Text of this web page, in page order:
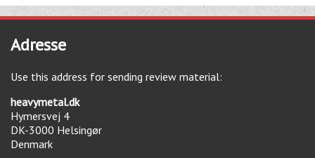
Adresse
Use this address for sending review material:
heavymetal.dk
Hymersvej 4
DK-3000 Helsingør
Denmark